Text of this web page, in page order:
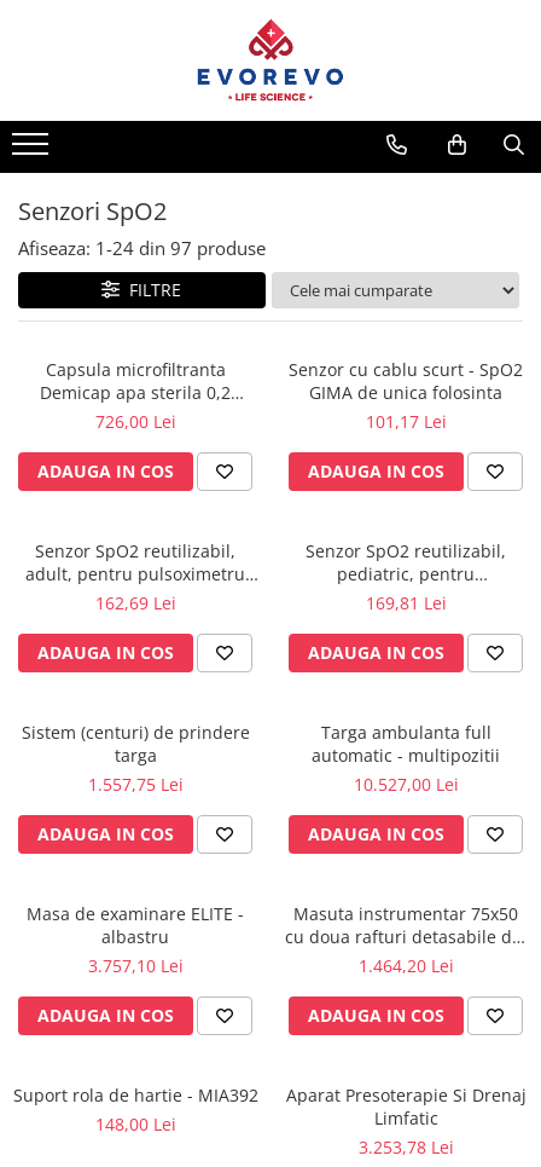
Nebulizatoare
Concentratoare oxigen
Pulsoximetrie
Senzori SpO2
Pulsoximetre
Capnometre
Lampi operatie
Negatoscoape
Holter EKG
Injectomate
CPAP si AUTOCPAP
Instalatii gaze medicinale
Statii gaze medicinale
Prize gaze medicinale
Regulatoare presiune gaze
medicinale
Butelii gaze medicale
Conectori gaze medicinale
Componente statii gaze
Panouri control si alarmare
Console ATI si UPU
Dispozitive si sisteme de prindere /
Rampa gaze medicale pat pacient
Rampa iluminat alarmare
Termometre
Higrometre
Senzori SpO2
Afiseaza: 1-24 din 97 produse
FILTRE
Capsula microfiltranta
Demicap apa sterila 0,2
microni 60 cicluri cu gat gros
726,00 Lei
ADAUGA IN COS
Senzor cu cablu scurt - SpO2
GIMA de unica folosinta
101,17 Lei
ADAUGA IN COS
Senzor SpO2 reutilizabil,
adult, pentru pulsoximetru
profesional CMS 60 D
162,69 Lei
ADAUGA IN COS
Senzor SpO2 reutilizabil,
pediatric, pentru
pulsoximetru profesional CMS
169,81 Lei
ADAUGA IN COS
Sistem (centuri) de prindere
targa
1.557,75 Lei
ADAUGA IN COS
Targa ambulanta full
automatic - multipozitii
10.527,00 Lei
ADAUGA IN COS
Masa de examinare ELITE -
albastru
3.757,10 Lei
ADAUGA IN COS
Masuta instrumentar 75x50
cu doua rafturi detasabile din
inox - M600879/I
1.464,20 Lei
ADAUGA IN COS
Suport rola de hartie - MIA392
148,00 Lei
Aparat Presoterapie Si Drenaj
Limfatic
3.253,78 Lei